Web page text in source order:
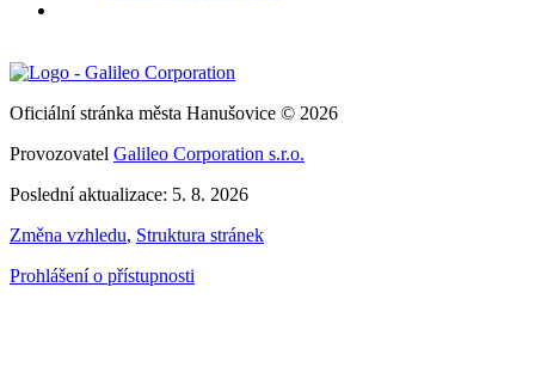
Oficiální stránka města Hanušovice © 2026
Provozovatel Galileo Corporation s.r.o.
Poslední aktualizace: 5. 8. 2026
Změna vzhledu, Struktura stránek
Prohlášení o přístupnosti